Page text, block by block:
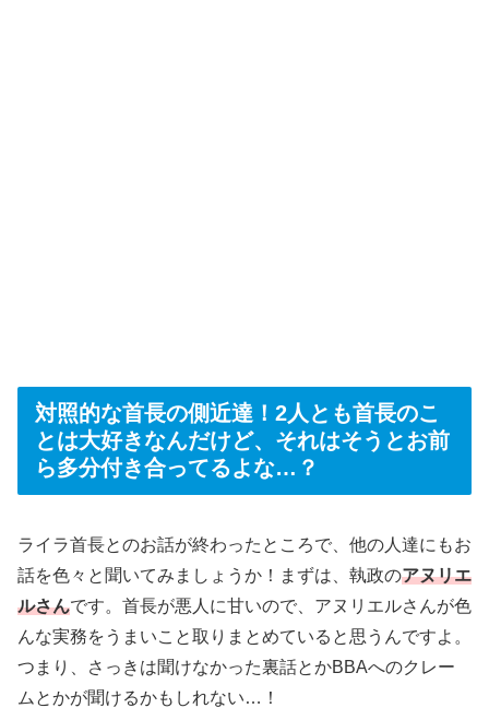
対照的な首長の側近達！2人とも首長のこ
とは大好きなんだけど、それはそうとお前
ら多分付き合ってるよな…？
ライラ首長とのお話が終わったところで、他の人達にもお
話を色々と聞いてみましょうか！まずは、執政のアヌリエ
ルさんです。首長が悪人に甘いので、アヌリエルさんが色
んな実務をうまいこと取りまとめていると思うんですよ。
つまり、さっきは聞けなかった裏話とかBBAへのクレー
ムとかが聞けるかもしれない…！